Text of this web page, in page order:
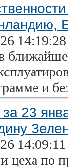
и
23
цеха по